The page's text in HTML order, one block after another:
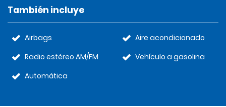
También incluye
Airbags
Radio estéreo AM/FM
Automática
Aire acondicionado
Vehículo a gasolina